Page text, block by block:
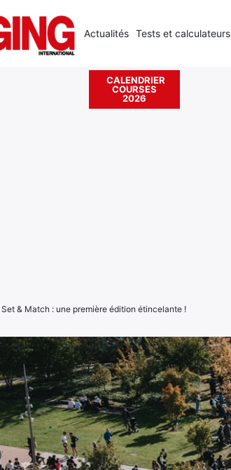
Set & Match : une première édition étincelante !
Actualités Tests et calculateurs
CALENDRIER
COURSES
2026
Rechercher